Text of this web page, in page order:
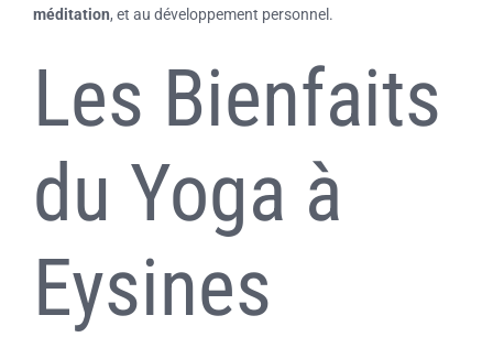
méditation, et au développement personnel.
Les Bienfaits
du Yoga à
Eysines